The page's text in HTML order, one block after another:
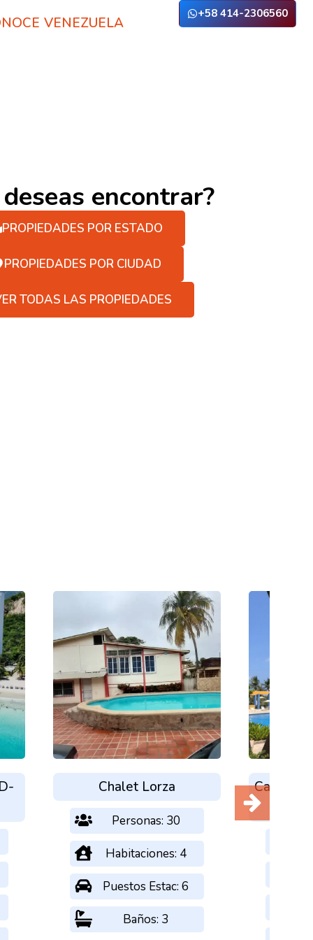
VENEZUELA
+58 414-2306560
encontrar?
PROPIEDADES POR ESTADO
PROPIEDADES POR CIUDAD
TODAS LAS PROPIEDADES
Chalet Lorza
Personas: 30
Habitaciones: 4
Puestos Estac: 6
Baños: 3